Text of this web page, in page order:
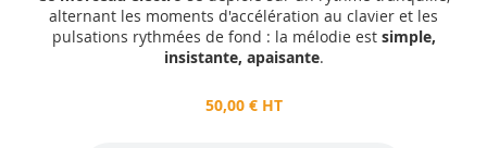
alternant les moments d'accélération au clavier et les
pulsations rythmées de fond : la mélodie est simple,
insistante, apaisante.
50,00 € HT